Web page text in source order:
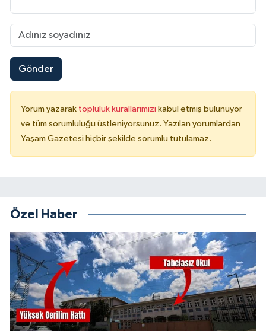
Gönder
Yorum yazarak topluluk kurallarımızı kabul etmiş bulunuyor
ve tüm sorumluluğu üstleniyorsunuz. Yazılan yorumlardan
Yaşam Gazetesi hiçbir şekilde sorumlu tutulamaz.
Özel Haber